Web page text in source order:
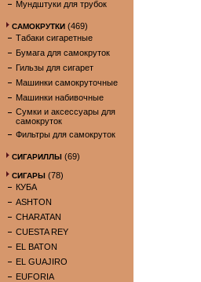
Мундштуки для трубок
САМОКРУТКИ (469)
Табаки сигаретные
Бумага для самокруток
Гильзы для сигарет
Машинки самокруточные
Машинки набивочные
Сумки и аксессуары для
самокруток
Фильтры для самокруток
СИГАРИЛЛЫ (69)
СИГАРЫ (78)
КУБА
ASHTON
CHARATAN
CUESTA REY
EL BATON
EL GUAJIRO
EUFORIA